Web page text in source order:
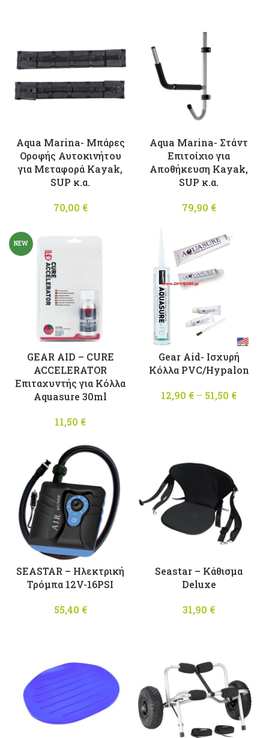
Aqua Marina- Μπάρες
Οροφής Αυτοκινήτου
για Μεταφορά Kayak,
SUP κ.α.
70,00 €
Aqua Marina- Στάντ
Επιτοίχιο για
Αποθήκευση Kayak,
SUP κ.α.
79,90 €
NEW
GEAR AID – CURE
ACCELERATOR
Επιταχυντής για Κόλλα
Aquasure 30ml
11,50 €
Gear Aid- Ισχυρή
Κόλλα PVC/Hypalon
12,90 € – 51,50 €
SEASTAR – Ηλεκτρική
Τρόμπα 12V-16PSI
55,40 €
Seastar – Κάθισμα
Deluxe
31,90 €